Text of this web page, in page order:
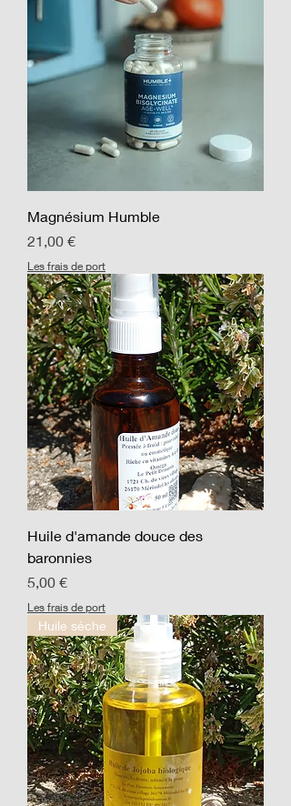
Magnésium Humble
Prix
21,00 €
Les frais de port
Huile d'amande douce des
baronnies
Prix
5,00 €
Les frais de port
Huile sèche